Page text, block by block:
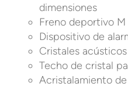
dimensiones
Freno deportivo M
Dispositivo de
Cristales acústicos
Techo de cristal
Acristalamiento